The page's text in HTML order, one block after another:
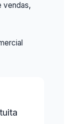
vendas,